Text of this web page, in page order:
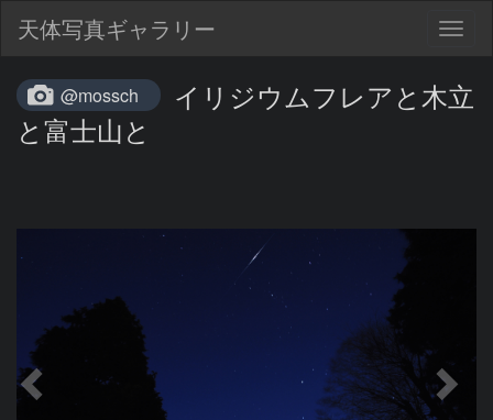
天体写真ギャラリー
@mossch
イリジウムフレアと木立
と富士山と